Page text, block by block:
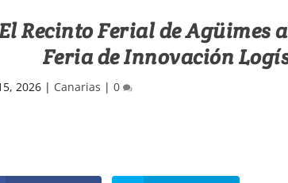
Recinto Ferial de Agüimes
Feria de Innovación
2026| Canarias | 0